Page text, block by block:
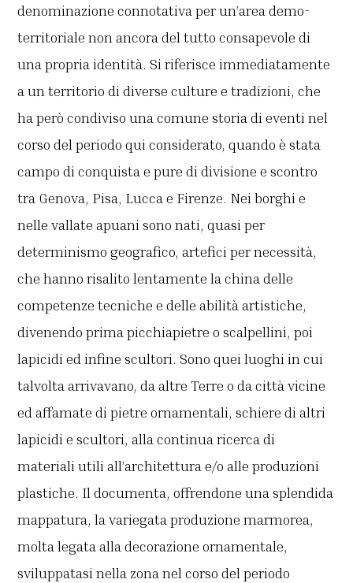
denominazione connotativa per un’area demo-
territoriale non ancora del tutto consapevole di
una propria identità. Si riferisce immediatamente
a un territorio di diverse culture e tradizioni, che
ha però condiviso una comune storia di eventi nel
corso del periodo qui considerato, quando è stata
campo di conquista e pure di divisione e scontro
tra Genova, Pisa, Lucca e Firenze. Nei borghi e
nelle vallate apuani sono nati, quasi per
determinismo geografico, artefici per necessità,
che hanno risalito lentamente la china delle
competenze tecniche e delle abilità artistiche,
divenendo prima picchiapietre o scalpellini, poi
lapicidi ed infine scultori. Sono quei luoghi in cui
talvolta arrivavano, da altre Terre o da città vicine
ed affamate di pietre ornamentali, schiere di altri
lapicidi e scultori, alla continua ricerca di
materiali utili all’architettura e/o alle produzioni
plastiche. Il documenta, offrendone una splendida
mappatura, la variegata produzione marmorea,
molta legata alla decorazione ornamentale,
sviluppatasi nella zona nel corso del periodo